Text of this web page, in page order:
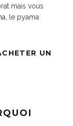
mais vous
, le pyama
UN